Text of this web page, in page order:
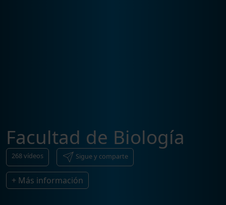
Facultad de Biología
268vídeos Sigue y comparte
+ Más información